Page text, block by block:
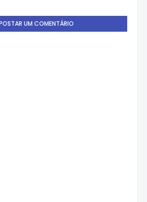
UM COMENTÁRIO